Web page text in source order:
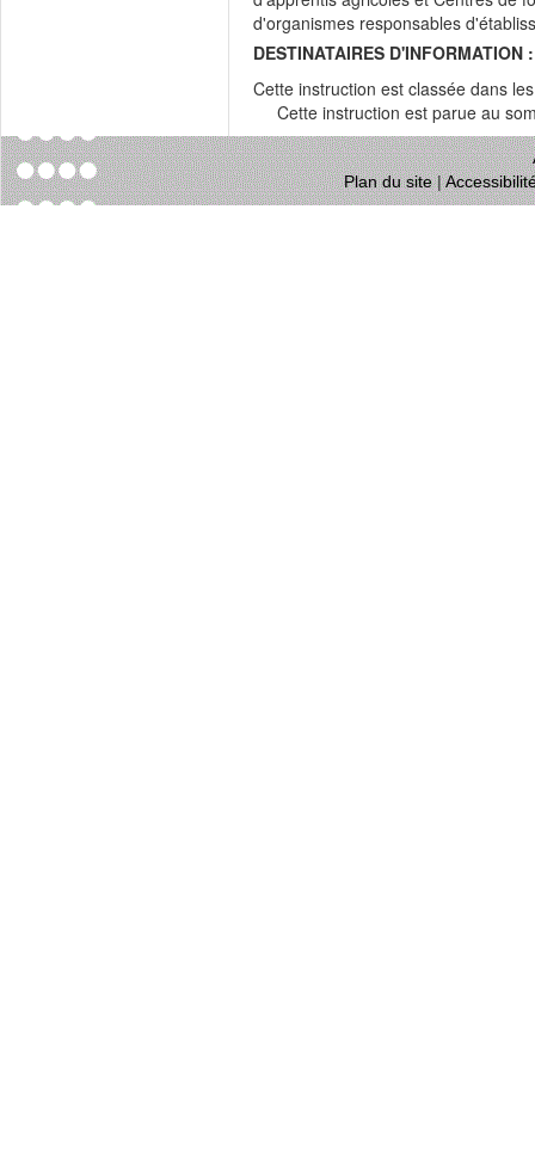
d'organismes responsables
DESTINATAIRES D'INFORMATION :
Cette instruction est classée dans
Cette instruction est parue au
Plan du site|